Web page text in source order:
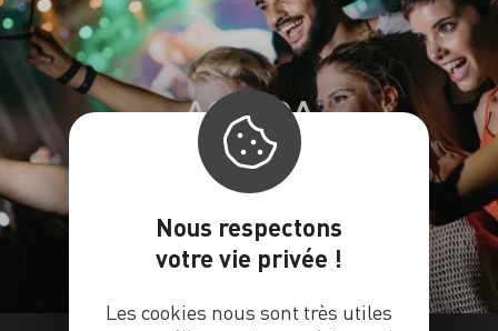
AGENDA
Nous respectons
votre vie privée !
Les cookies nous sont très utiles